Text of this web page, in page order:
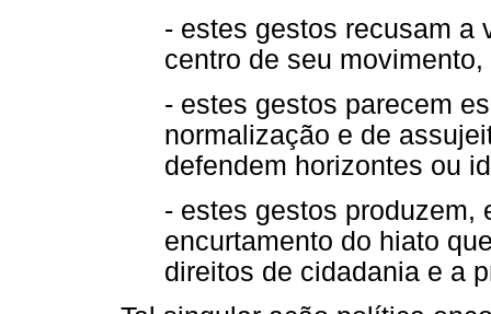
- estes gestos recusam a
centro de seu
- estes gestos parecem
normalização e de
defendem horizontes ou
- estes gestos produzem,
encurtamento do hiato
direitos de cidadania e a